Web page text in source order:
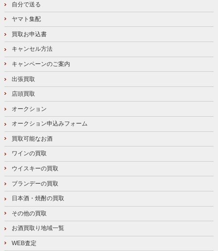
自分で送る
ヤマト集配
買取お申込書
キャンセル方法
キャンペーンのご案内
出張買取
店頭買取
オークション
オークション申込みフォーム
買取可能なお酒
ワインの買取
ウイスキーの買取
ブランデーの買取
日本酒・焼酎の買取
その他の買取
お酒買取り地域一覧
WEB査定